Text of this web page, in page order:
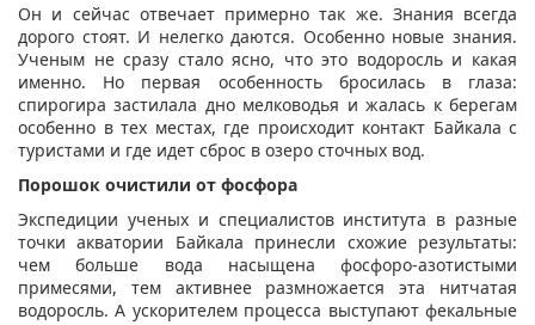
Он и сейчас отвечает примерно так же. Знания всегда
дорого стоят. И нелегко даются. Особенно новые знания.
Ученым не сразу стало ясно, что это водоросль и какая
именно. Но первая особенность бросилась в глаза:
спирогира застилала дно мелководья и жалась к берегам
особенно в тех местах, где происходит контакт Байкала с
туристами и где идет сброс в озеро сточных вод.
Порошок очистили от фосфора
Экспедиции ученых и специалистов института в разные
точки акватории Байкала принесли схожие результаты:
чем больше вода насыщена фосфоро-азотистыми
примесями, тем активнее размножается эта нитчатая
водоросль. А ускорителем процесса выступают фекальные